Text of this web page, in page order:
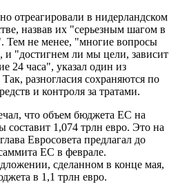
отреагировали в нидерландском
назвав их "серьезным шагом в
Тем не менее, "многие вопросы
и "достигнем ли мы цели, зависит
24 часа", указал один из
разногласия сохраняются по
и контроля за тратами.
что объем бюджета ЕС на
составит 1,074 трлн евро. Это на
Евросовета предлагал до
ЕС в феврале.
сделанном в конце мая,
в 1,1 трлн евро.